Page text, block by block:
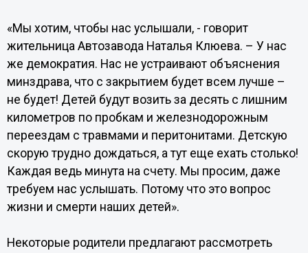
«Мы хотим, чтобы нас услышали, - говорит
жительница Автозавода Наталья Клюева. – У нас
же демократия. Нас не устраивают объяснения
минздрава, что с закрытием будет всем лучше –
не будет! Детей будут возить за десять с лишним
километров по пробкам и железнодорожным
переездам с травмами и перитонитами. Детскую
скорую трудно дождаться, а тут еще ехать столько!
Каждая ведь минута на счету. Мы просим, даже
требуем нас услышать. Потому что это вопрос
жизни и смерти наших детей».
Некоторые родители предлагают рассмотреть